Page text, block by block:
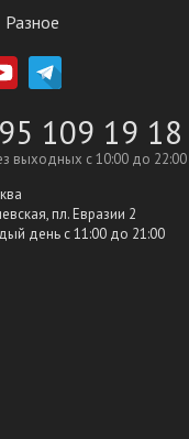
Разное
109 19 18
выходных с 10:00 до 22:00
пл. Евразии 2
день c 11:00 до 21:00